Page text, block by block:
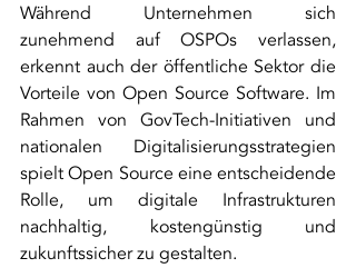
Während Unternehmen sich
zunehmend auf OSPOs verlassen,
erkennt auch der öffentliche Sektor die
Vorteile von Open Source Software. Im
Rahmen von GovTech-Initiativen und
nationalen Digitalisierungsstrategien
spielt Open Source eine entscheidende
Rolle, um digitale Infrastrukturen
nachhaltig, kostengünstig und
zukunftssicher zu gestalten.